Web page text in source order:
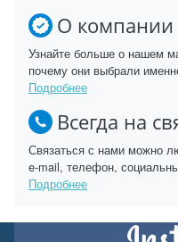
О компании
Узнайте больше о нашем
почему они выбрали
Подробнее
Всегда на
Связаться с нами можно
e-mail, телефон,
Подробнее